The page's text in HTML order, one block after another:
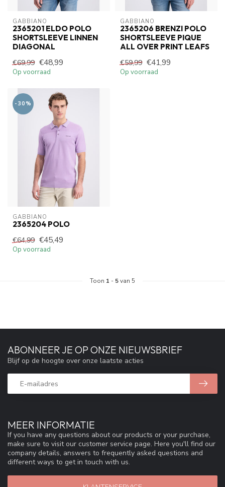
GABBIANO
2365201 ELDO POLO
SHORTSLEEVE LINNEN
DIAGONAL
€69,99 €48,99
Op voorraad
GABBIANO
2365206 BRENZI POLO
SHORTSLEEVE PIQUE
ALL OVER PRINT LEAFS
€59,99 €41,99
Op voorraad
-30%
GABBIANO
2365204 POLO
€64,99 €45,49
Op voorraad
Toon 1 - 5van 5
MEER INFORMATIE
If you have any questions about our products or your purchase,
make sure to visit our customer service page. Here you'll find our
company details, answers to frequently asked questions and
different ways to get in touch with us.
ABONNEER JE OP ONZE NIEUWSBRIEF
Blijf op de hoogte over onze laatste acties